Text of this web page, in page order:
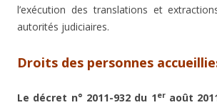
l’exécution des translations et
autorités judiciaires.
Droits des personnes
Le décret n° 2011-932 du 1eraoût